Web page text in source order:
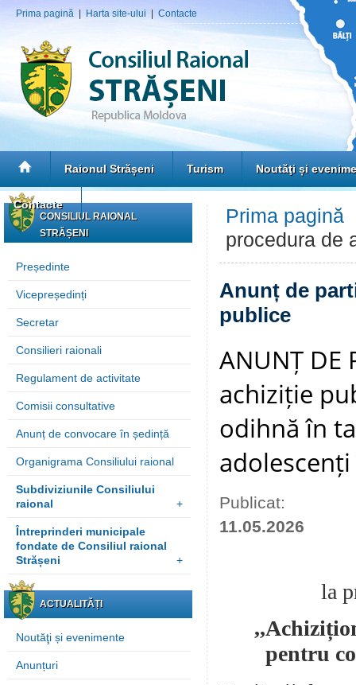
Prima pagină Harta site-ului Contacte
Raionul Strășeni Turism Noutăţi și
Contacte
CONSILIUL RAIONAL
STRĂȘENI
Președinte
Vicepreședinți
Secretar
Consilieri raionali
Regulament de activitate
Comisii consultative
Anunț de convocare în ședință
Organigrama Consiliului raional
Subdiviziunile Consiliului
raional
+
Întreprinderi municipale
fondate de Consiliul raional
Strășeni
+
ACTUALITĂȚI
Noutăţi și evenimente
Anunțuri
Prima pagină
procedura de
Anunț de
publice
ANUNȚ DE
achiziție
odihnă în
Publicat:
11.05.2026
la
,,
pentru